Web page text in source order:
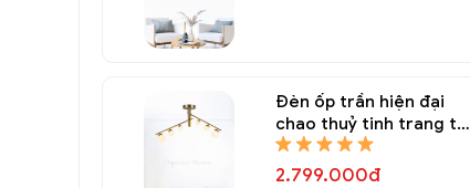
Đèn ốp trần hiện đại
chao thuỷ tinh trang trí
DOT 8116A
2.799.000đ